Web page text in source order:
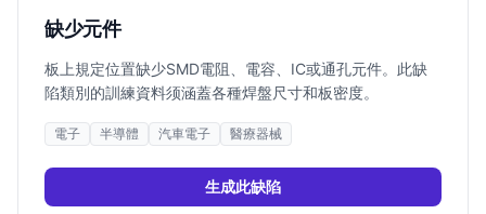
缺少元件
板上規定位置缺少SMD電阻、電容、IC或通孔元件。此缺
陷類別的訓練資料须涵蓋各種焊盤尺寸和板密度。
電子 半導體 汽車電子 醫療器械
生成此缺陷